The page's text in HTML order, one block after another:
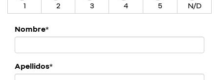
1 2 3 4 5 N/D
Nombre*
Apellidos*